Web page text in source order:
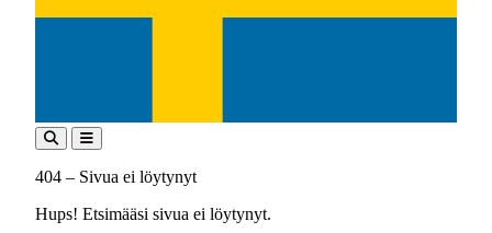
404 – Sivua ei löytynyt
Hups! Etsimääsi sivua ei löytynyt.